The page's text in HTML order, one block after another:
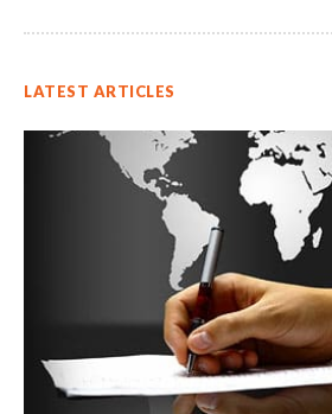
LATEST ARTICLES